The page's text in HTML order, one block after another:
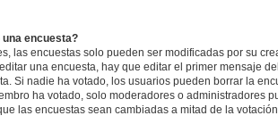
encuesta?
las encuestas solo pueden ser modificadas por su
una encuesta, hay que editar el primer mensaje
Si nadie ha votado, los usuarios pueden borrar la
ha votado, solo moderadores o administradores
las encuestas sean cambiadas a mitad de la